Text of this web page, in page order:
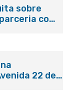
sobre
com
22 de